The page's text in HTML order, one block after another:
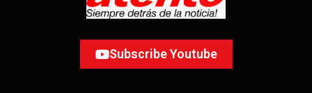
Subscribe Youtube